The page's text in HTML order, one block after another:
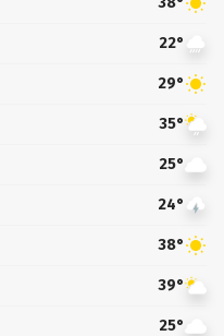
22°
29°
35°
25°
24°
38°
39°
25°